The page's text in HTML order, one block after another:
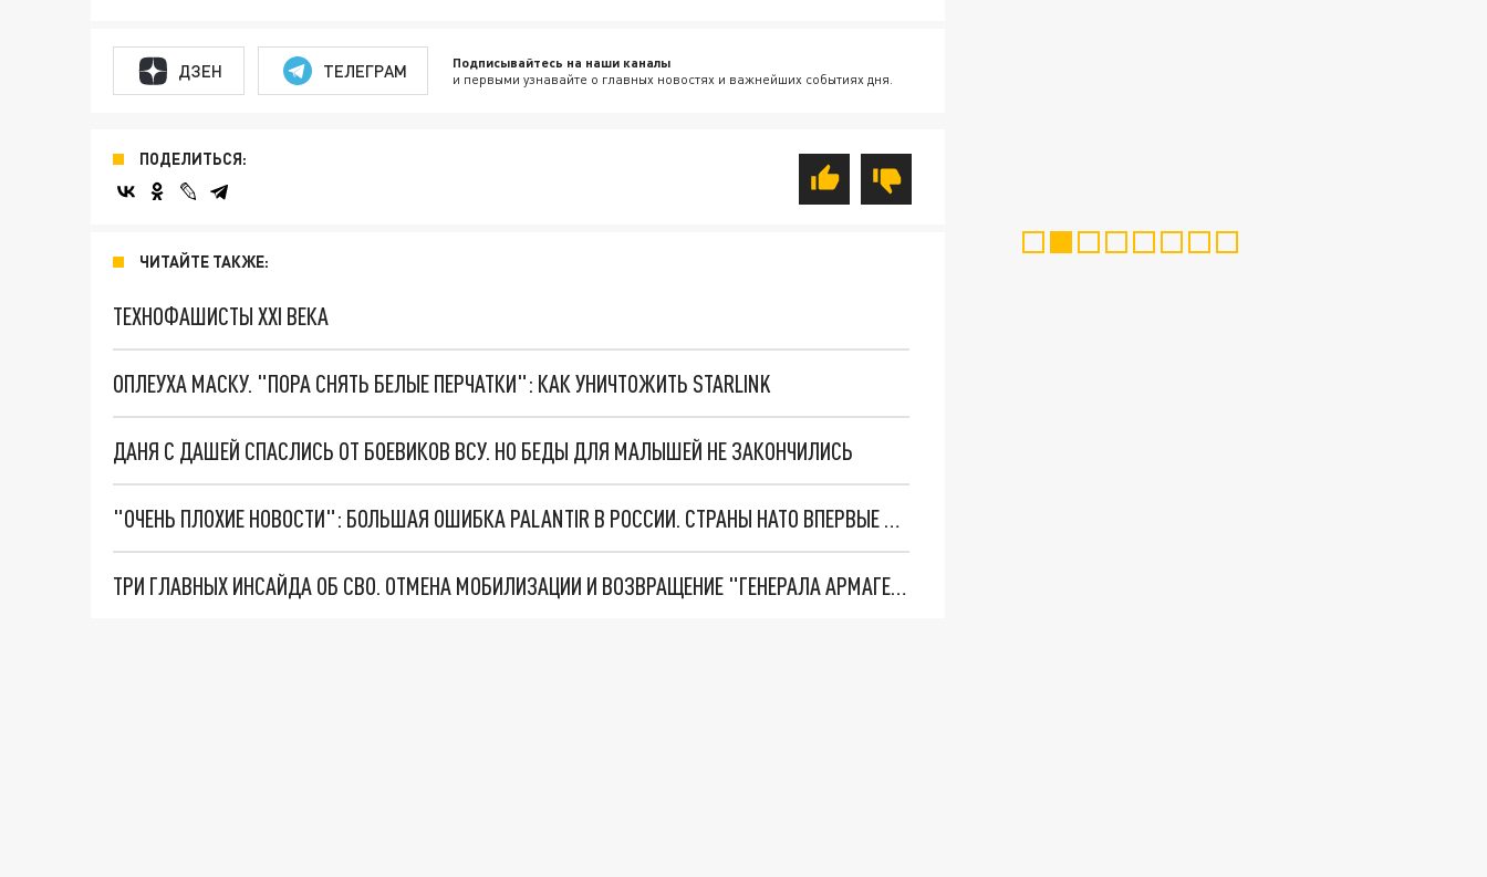
ДЗЕН ТЕЛЕГРАМ Подписывайтесь на наши каналы
и первыми узнавайте о главных новостях и важнейших событиях дня.
ПОДЕЛИТЬСЯ:
ЧИТАЙТЕ ТАКЖЕ:
ТЕХНОФАШИСТЫ XXI ВЕКА
ОПЛЕУХА МАСКУ. "ПОРА СНЯТЬ БЕЛЫЕ ПЕРЧАТКИ": КАК УНИЧТОЖИТЬ STARLINK
ДАНЯ С ДАШЕЙ СПАСЛИСЬ ОТ БОЕВИКОВ ВСУ. НО БЕДЫ ДЛЯ МАЛЫШЕЙ НЕ ЗАКОНЧИЛИСЬ
"ОЧЕНЬ ПЛОХИЕ НОВОСТИ": БОЛЬШАЯ ОШИБКА PALANTIR В РОССИИ. СТРАНЫ НАТО ВПЕРВЫЕ ЗА СВО ОСТАНОВИЛИ ПОСТАВКИ ОРУЖИЯ. ВСУ ТЕРЯЮТ ПРИГРАНИЧЬЕ?
ТРИ ГЛАВНЫХ ИНСАЙДА ОБ СВО. ОТМЕНА МОБИЛИЗАЦИИ И ВОЗВРАЩЕНИЕ "ГЕНЕРАЛА АРМАГЕДДОНА"? ОТЛИЧНЫЕ НОВОСТИ, КОТОРЫЕ ЖДАЛИ ВСЕ